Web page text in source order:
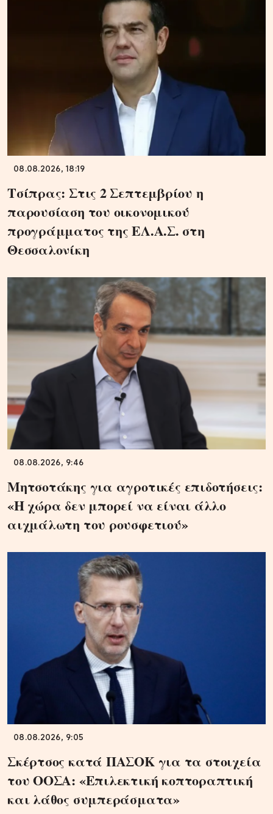
08.08.2026, 18:19
Τσίπρας: Στις 2 Σεπτεμβρίου η
παρουσίαση του οικονομικού
προγράμματος της ΕΛ.Α.Σ. στη
Θεσσαλονίκη
08.08.2026, 9:46
Μητσοτάκης για αγροτικές επιδοτήσεις:
«Η χώρα δεν μπορεί να είναι άλλο
αιχμάλωτη του ρουσφετιού»
08.08.2026, 9:05
Σκέρτσος κατά ΠΑΣΟΚ για τα στοιχεία
του ΟΟΣΑ: «Επιλεκτική κοπτοραπτική
και λάθος συμπεράσματα»